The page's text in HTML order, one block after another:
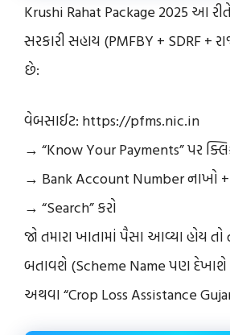
Krushi Rahat Package 2025 આ
સરકારી સહાય (PMFBY + SDRF +
છે:
વેબસાઈટ: https://pfms.nic.in
→ “Know Your Payments” પર
→ Bank Account Number નાખો
→ “Search” કરો
જો તમારા ખાતામાં પૈસા આવ્યા હોય
બતાવશે (Scheme Name પણ દેખાશે
અથવા “Crop Loss Assistance